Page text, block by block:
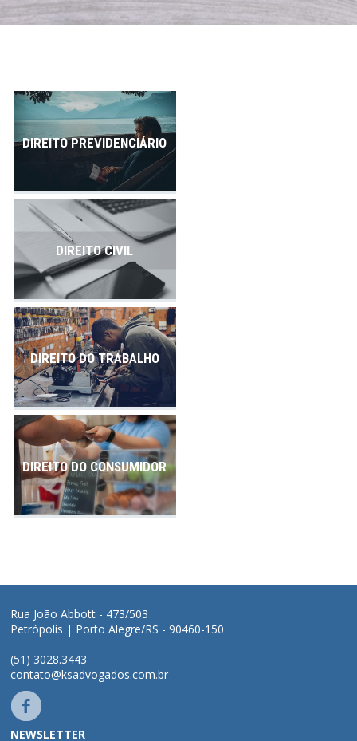
Profissionais
Contato
DIREITO PREVIDENCIÁRIO
DIREITO CIVIL
DIREITO DO TRABALHO
DIREITO DO CONSUMIDOR
Rua João Abbott - 473/503
Petrópolis | Porto Alegre/RS - 90460-150
(51) 3028.3443
contato@ksadvogados.com.br
NEWSLETTER